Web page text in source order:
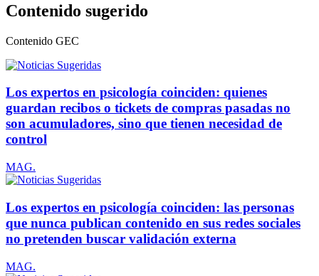
Contenido sugerido
Contenido GEC
Los expertos en psicología coinciden: quienes
guardan recibos o tickets de compras pasadas no
son acumuladores, sino que tienen necesidad de
control
MAG.
Los expertos en psicología coinciden: las personas
que nunca publican contenido en sus redes sociales
no pretenden buscar validación externa
MAG.